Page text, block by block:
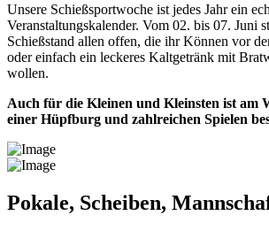
Unsere Schießsportwoche ist jedes Jahr ein
Veranstaltungskalender. Vom 02. bis 07. Juni
Schießstand allen offen, die ihr Können vor
oder einfach ein leckeres Kaltgetränk mit
wollen.
Auch für die Kleinen und Kleinsten ist am
einer Hüpfburg und zahlreichen Spielen
Pokale, Scheiben,